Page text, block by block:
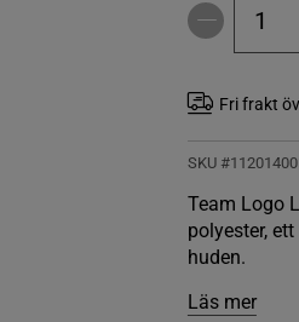
Fri frakt
SKU
Team Logo
polyester,
huden.
Läs mer